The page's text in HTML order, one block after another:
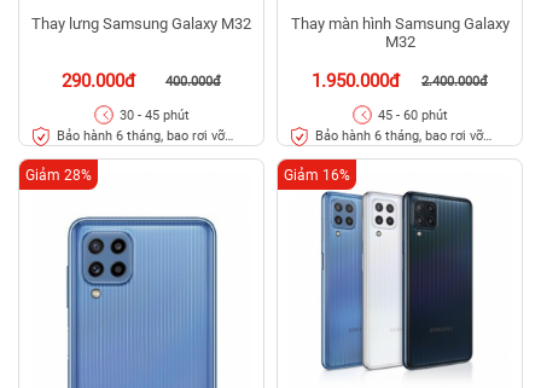
Thay lưng Samsung Galaxy M32
290.000đ 400.000đ
30 - 45 phút
Bảo hành 6 tháng, bao rơi vỡ
Thay màn hình Samsung Galaxy
M32
1.950.000đ 2.400.000đ
45 - 60 phút
Bảo hành 6 tháng, bao rơi vỡ
Giảm 28% Giảm 16%